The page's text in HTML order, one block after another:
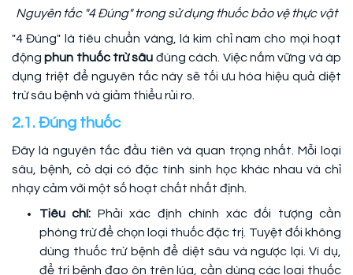
Nguyên tắc "4 Đúng" trong sử dụng thuốc bảo vệ thực vật
"4 Đúng" là tiêu chuẩn vàng, là kim chỉ nam cho mọi hoạt
độngphun thuốc trừ sâu đúng cách. Việc nắm vững và áp
dụng triệt để nguyên tắc này sẽ tối ưu hóa hiệu quả diệt
trừ sâu bệnh và giảm thiểu rủi ro.
2.1. Đúng thuốc
Đây là nguyên tắc đầu tiên và quan trọng nhất. Mỗi loại
sâu, bệnh, cỏ dại có đặc tính sinh học khác nhau và chỉ
nhạy cảm với một số hoạt chất nhất định.
Tiêu chí: Phải xác định chính xác đối tượng cần
phòng trừ để chọn loại thuốc đặc trị. Tuyệt đối không
dùng thuốc trừ bệnh để diệt sâu và ngược lại. Ví dụ,
để trị bệnh đạo ôn trên lúa, cần dùng các loại thuốc